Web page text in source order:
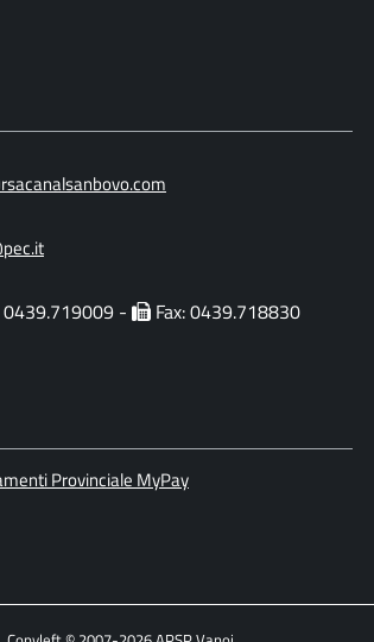
- Fax: 0439.718830
Provinciale MyPay